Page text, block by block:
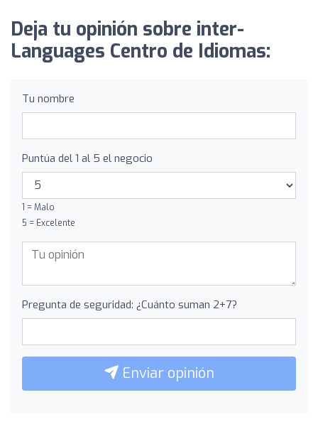
Deja tu opinión sobre inter-
Languages Centro de Idiomas:
Tu nombre
Puntúa del 1 al 5 el negocio
1 = Malo
5 = Excelente
Pregunta de seguridad: ¿Cuánto suman 2+7?
Enviar opinión